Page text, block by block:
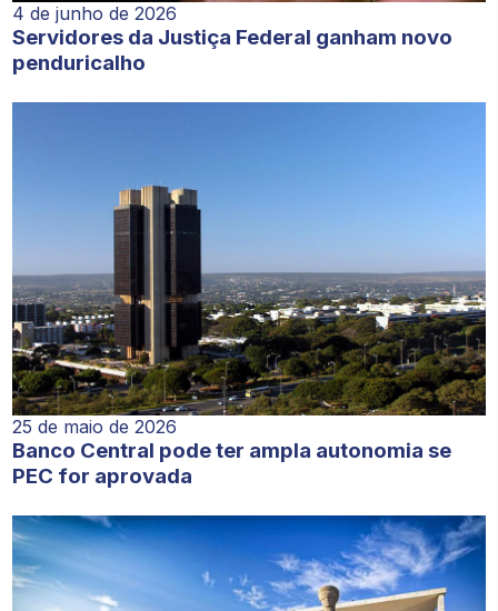
4 de junho de 2026
Servidores da Justiça Federal ganham novo
penduricalho
25 de maio de 2026
Banco Central pode ter ampla autonomia se
PEC for aprovada